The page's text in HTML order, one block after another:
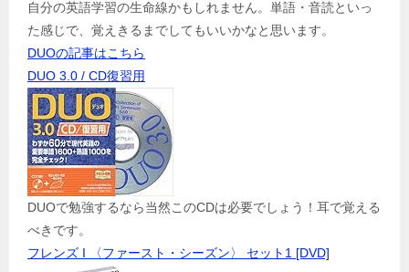
自分の英語学習の生命線かもしれません。単語・音読といっ
た感じで、覚えきるまでしてもいいかなと思います。
DUOの記事はこちら
DUO 3.0 / CD復習用
DUOで勉強するなら当然このCDは必要でしょう！耳で覚える
べきです。
フレンズ I 〈ファースト・シーズン〉 セット1 [DVD]